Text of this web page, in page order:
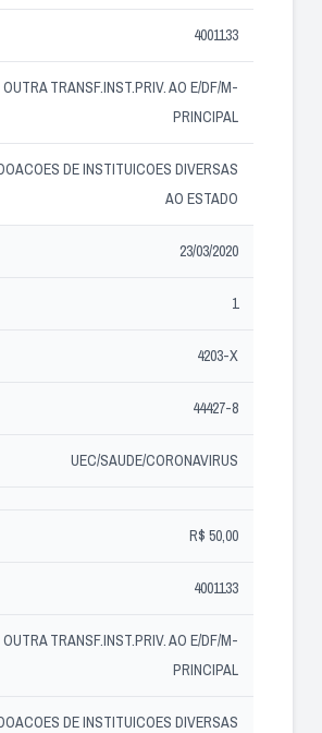
4001133
OUTRA TRANSF.INST.PRIV. AO E/DF/M-
PRINCIPAL
DE INSTITUICOES DIVERSAS
AO ESTADO
23/03/2020
1
4203-X
44427-8
UEC/SAUDE/CORONAVIRUS
R$ 50,00
4001133
OUTRA TRANSF.INST.PRIV. AO E/DF/M-
PRINCIPAL
DE INSTITUICOES DIVERSAS